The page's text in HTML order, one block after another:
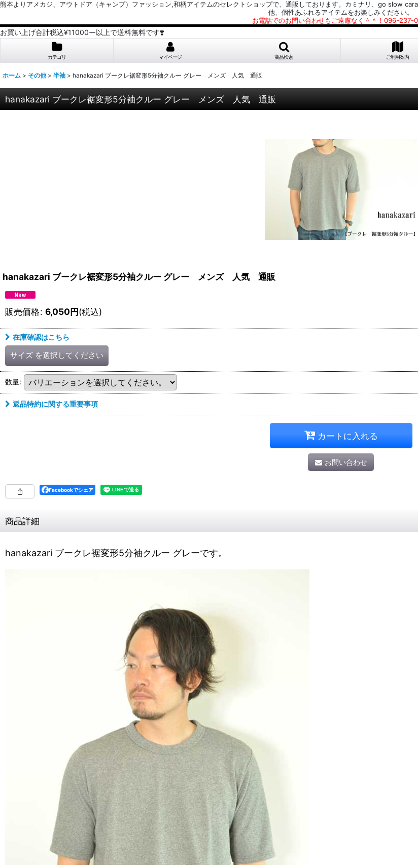
熊本よりアメカジ、アウトドア（キャンプ）ファッション,和柄アイテムのセレクトショップで、通販しております。カミナリ、go slow
他、個性あふれるアイテムをお楽しみください。
お電話でのお問い合わせもご遠慮なく＾＾！096-237-
お買い上げ合計税込¥11000ー以上で送料無料です❣️
カテゴリ マイページ 商品検索 ご利用案内
ホーム > その他 > 半袖 > hanakazari ブークレ裾変形5分袖クルー グレー メンズ 人気 通販
hanakazari ブークレ裾変形5分袖クルー グレー メンズ 人気 通販
hanakazari ブークレ裾変形5分袖クルー グレー メンズ 人気 通販
販売価格: 6,050円(税込)
在庫確認はこちら
サイズ を選択してください
数量:
返品特約に関する重要事項
カートに入れる
お問い合わせ
Facebookでシェア
商品詳細
hanakazari ブークレ裾変形5分袖クルー グレーです。